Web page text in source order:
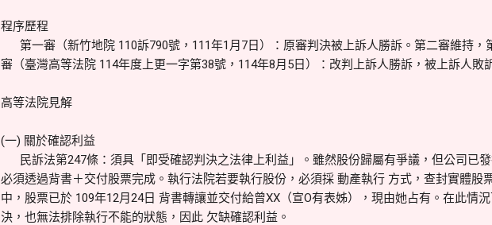
程序歷程
第一審（新竹地院 110訴790號，111年1月7日）：原審判決被上訴人勝訴。第二審維持，
審（臺灣高等法院 114年度上更一字第38號，114年8月5日）：改判上訴人勝訴，被上訴人敗
高等法院見解
(一) 關於確認利益
民訴法第247條：須具「即受確認判決之法律上利益」。雖然股份歸屬有爭議，但公司已
必須透過背書＋交付股票完成。執行法院若要執行股份，必須採 動產執行 方式，查封實體
中，股票已於 109年12月24日 背書轉讓並交付給曾XX（宣O有表姊），現由她占有。在此情
決，也無法排除執行不能的狀態，因此 欠缺確認利益。